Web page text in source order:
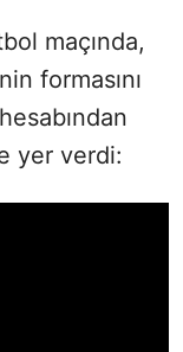
maçında,
formasını
yer verdi: